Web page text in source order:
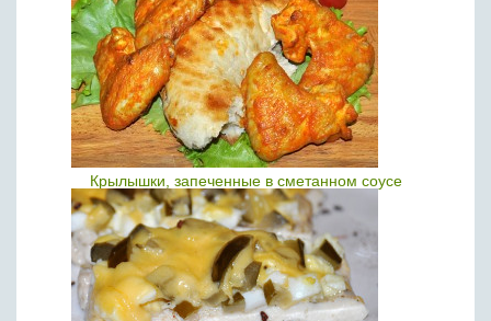
Крылышки, запеченные в сметанном соусе